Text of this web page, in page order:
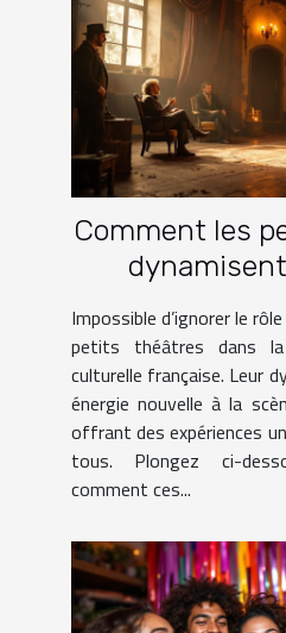
Comment les
Impossible d’ignorer le
petits théâtres dans
culturelle française. Leur
énergie nouvelle à la
offrant des expériences
tous. Plongez ci-
comment ces...